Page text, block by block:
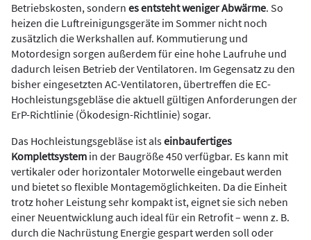
Betriebskosten, sondern es entsteht weniger Abwärme. So
heizen die Luftreinigungsgeräte im Sommer nicht noch
zusätzlich die Werkshallen auf. Kommutierung und
Motordesign sorgen außerdem für eine hohe Laufruhe und
dadurch leisen Betrieb der Ventilatoren. Im Gegensatz zu den
bisher eingesetzten AC-Ventilatoren, übertreffen die EC-
Hochleistungsgebläse die aktuell gültigen Anforderungen der
ErP-Richtlinie (Ökodesign-Richtlinie) sogar.
Das Hochleistungsgebläse ist alseinbaufertiges
Komplettsystem in der Baugröße 450 verfügbar. Es kann mit
vertikaler oder horizontaler Motorwelle eingebaut werden
und bietet so flexible Montagemöglichkeiten. Da die Einheit
trotz hoher Leistung sehr kompakt ist, eignet sie sich neben
einer Neuentwicklung auch ideal für ein Retrofit – wenn z. B.
durch die Nachrüstung Energie gespart werden soll oder